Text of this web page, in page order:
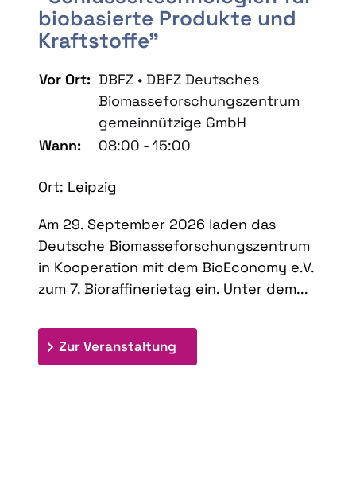
biobasierte Produkte und
Kraftstoffe"
Vor Ort: DBFZ • DBFZ Deutsches
Biomasseforschungszentrum
gemeinnützige GmbH
Wann:
08:00 - 15:00
Ort: Leipzig
Am 29. September 2026 laden das
Deutsche Biomasseforschungszentrum
in Kooperation mit dem BioEconomy e.V.
zum 7. Bioraffinerietag ein. Unter dem...
Zur Veranstaltung